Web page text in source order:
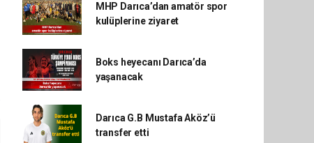
MHP Darıca’dan amatör spor
kulüplerine ziyaret
Boks heyecanı Darıca’da
yaşanacak
Darıca G.B Mustafa Aköz’ü
transfer etti